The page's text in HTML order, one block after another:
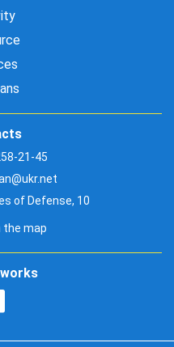
21-45
of Defense, 10
the map